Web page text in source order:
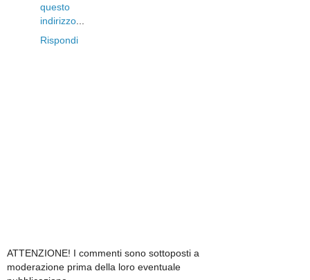
questo
indirizzo
Rispondi
ATTENZIONE! I commenti sono sottoposti a
moderazione prima della loro eventuale